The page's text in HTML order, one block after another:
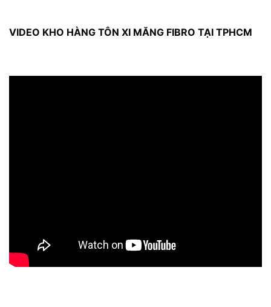
VIDEO KHO HÀNG TÔN XI MĂNG FIBRO TẠI TPHCM